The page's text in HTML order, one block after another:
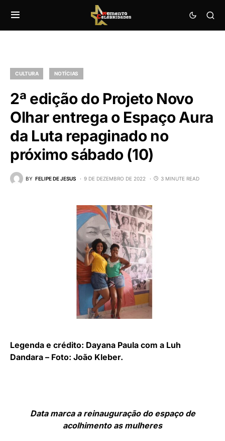
CULTURA NOTÍCIAS
2ª edição do Projeto Novo
Olhar entrega o Espaço Aura
da Luta repaginado no
próximo sábado (10)
BY FELIPE DE JESUS 9 DE DEZEMBRO DE 2022 3 MINUTE READ
Legenda e crédito: Dayana Paula com a Luh
Dandara – Foto: João Kleber.
Data marca a reinauguração do espaço de
acolhimento as mulheres